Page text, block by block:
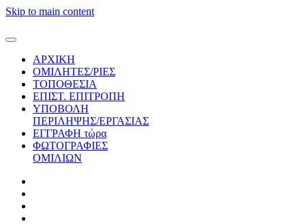
Skip to main content
ΑΡΧΙΚΗ
ΟΜΙΛΗΤΕΣ/ΡΙΕΣ
ΤΟΠΟΘΕΣΙΑ
ΕΠΙΣΤ. ΕΠΙΤΡΟΠΗ
ΥΠΟΒΟΛΗ
ΠΕΡΙΛΗΨΗΣ/ΕΡΓΑΣΙΑΣ
ΕΓΓΡΑΦΗ τώρα
ΦΩΤΟΓΡΑΦΙΕΣ
ΟΜΙΛΙΩΝ